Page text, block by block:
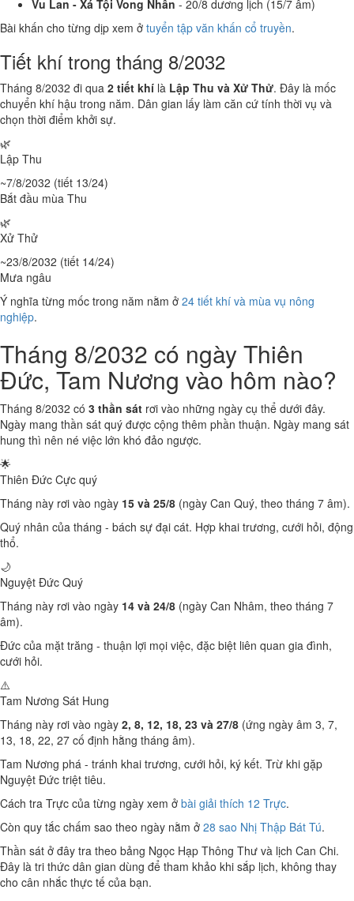
Vu Lan - Xá Tội Vong Nhân - 20/8 dương lịch (15/7 âm)
Bài khấn cho từng dịp xem ở tuyển tập văn khấn cổ truyền.
Tiết khí trong tháng 8/2032
Tháng 8/2032 đi qua 2 tiết khí là Lập Thu và Xử Thử. Đây là mốc
chuyển khí hậu trong năm. Dân gian lấy làm căn cứ tính thời vụ và
chọn thời điểm khởi sự.
🌿
Lập Thu
~7/8/2032 (tiết 13/24)
Bắt đầu mùa Thu
🌿
Xử Thử
~23/8/2032 (tiết 14/24)
Mưa ngâu
Ý nghĩa từng mốc trong năm nằm ở 24 tiết khí và mùa vụ nông
nghiệp.
Tháng 8/2032 có ngày Thiên
Đức, Tam Nương vào hôm nào?
Tháng 8/2032 có 3 thần sát rơi vào những ngày cụ thể dưới đây.
Ngày mang thần sát quý được cộng thêm phần thuận. Ngày mang sát
hung thì nên né việc lớn khó đảo ngược.
🌟
Thiên Đức Cực quý
Tháng này rơi vào ngày 15 và 25/8 (ngày Can Quý, theo tháng 7 âm).
Quý nhân của tháng - bách sự đại cát. Hợp khai trương, cưới hỏi, động
thổ.
🌙
Nguyệt Đức Quý
Tháng này rơi vào ngày 14 và 24/8 (ngày Can Nhâm, theo tháng 7
âm).
Đức của mặt trăng - thuận lợi mọi việc, đặc biệt liên quan gia đình,
cưới hỏi.
⚠️
Tam Nương Sát Hung
Tháng này rơi vào ngày 2, 8, 12, 18, 23 và 27/8 (ứng ngày âm 3, 7,
13, 18, 22, 27 cố định hằng tháng âm).
Tam Nương phá - tránh khai trương, cưới hỏi, ký kết. Trừ khi gặp
Nguyệt Đức triệt tiêu.
Cách tra Trực của từng ngày xem ở bài giải thích 12 Trực.
Còn quy tắc chấm sao theo ngày nằm ở 28 sao Nhị Thập Bát Tú.
Thần sát ở đây tra theo bảng Ngọc Hạp Thông Thư và lịch Can Chi.
Đây là tri thức dân gian dùng để tham khảo khi sắp lịch, không thay
cho cân nhắc thực tế của bạn.